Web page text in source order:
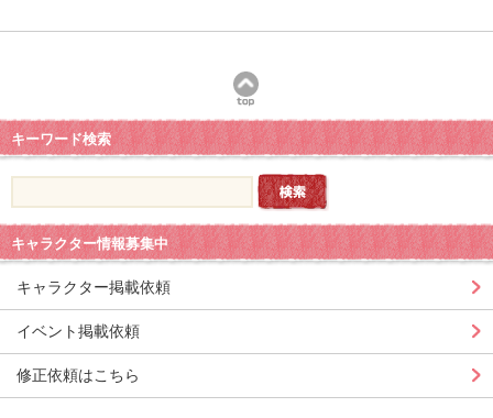
キーワード検索
キャラクター情報募集中
キャラクター掲載依頼
イベント掲載依頼
修正依頼はこちら